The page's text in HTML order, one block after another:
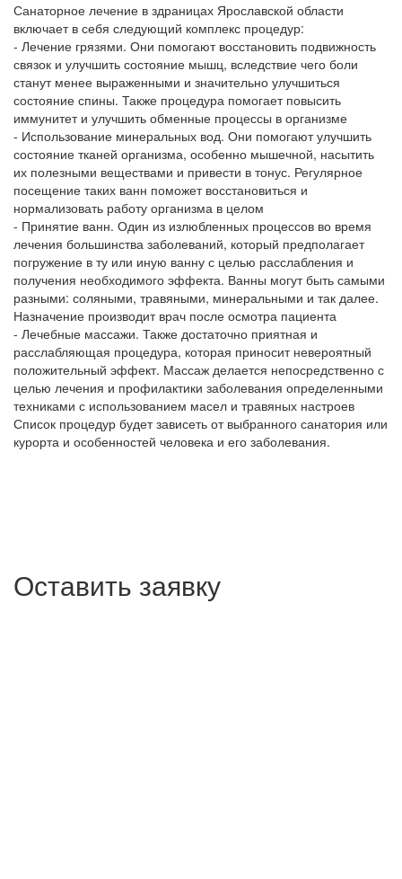
Санаторное лечение в здраницах Ярославской области
включает в себя следующий комплекс процедур:
- Лечение грязями. Они помогают восстановить подвижность
связок и улучшить состояние мышц, вследствие чего боли
станут менее выраженными и значительно улучшиться
состояние спины. Также процедура помогает повысить
иммунитет и улучшить обменные процессы в организме
- Использование минеральных вод. Они помогают улучшить
состояние тканей организма, особенно мышечной, насытить
их полезными веществами и привести в тонус. Регулярное
посещение таких ванн поможет восстановиться и
нормализовать работу организма в целом
- Принятие ванн. Один из излюбленных процессов во время
лечения большинства заболеваний, который предполагает
погружение в ту или иную ванну с целью расслабления и
получения необходимого эффекта. Ванны могут быть самыми
разными: соляными, травяными, минеральными и так далее.
Назначение производит врач после осмотра пациента
- Лечебные массажи. Также достаточно приятная и
расслабляющая процедура, которая приносит невероятный
положительный эффект. Массаж делается непосредственно с
целью лечения и профилактики заболевания определенными
техниками с использованием масел и травяных настроев
Список процедур будет зависеть от выбранного санатория или
курорта и особенностей человека и его заболевания.
Оставить заявку